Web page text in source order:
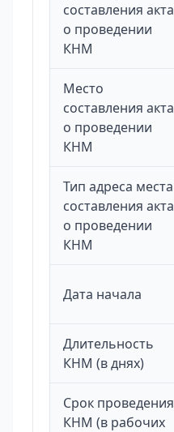
составления акта
о проведении
КНМ
Место
составления акта
о проведении
КНМ
Тип адреса места
составления акта
о проведении
КНМ
Дата начала
Длительность
КНМ (в днях)
Срок проведения
КНМ (в рабочих